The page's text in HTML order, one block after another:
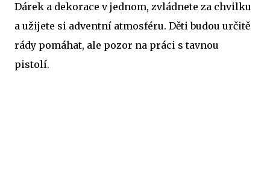
Dárek a dekorace v jednom, zvládnete za chvilku
a užijete si adventní atmosféru. Děti budou určitě
rády pomáhat, ale pozor na práci s tavnou
pistolí.